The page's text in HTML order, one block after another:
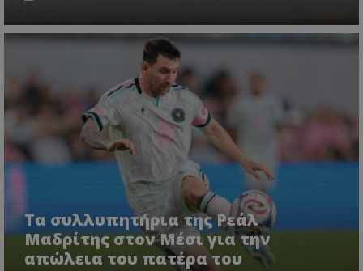
Τα συλλυπητήρια της Ρεάλ
Μαδρίτης στον Μέσι για την
απώλεια του πατέρα του